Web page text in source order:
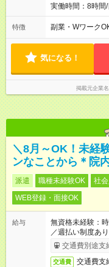
分があります。
円 121勤務目か
::::: ::::: ::::: ::::: :::::
実働時間：8時間
★週4～5日入れ
得も可能！ ＼毎
談OK
特徴 副業・Wワーク
気になる！
掲載元企業名
＼8月～OK！未経
ンなことから＊院
派遣 職種未経験OK 社
WEB登録・面接OK
給与
無資格未経験：
／週払い制度あ
了次第のお支払
交通費別途支
交通費 交通費